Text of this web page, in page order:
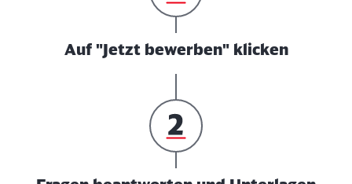
Auf "Jetzt bewerben" klicken